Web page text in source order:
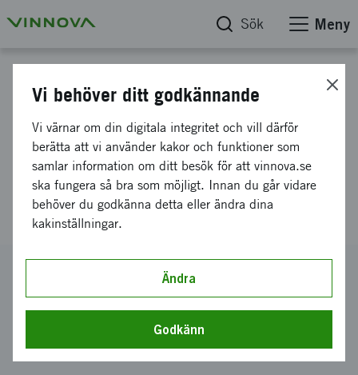
Sök Meny
Strategisk samverkan mellan
Spanien och Sverige främjar
digital transformation inom
offentlig Hälso- och sjukvård
COMPLEJO ECONOMICO Y SOCIAL UNIVERSIDAD DE
Vi behöver ditt godkännande
Vi värnar om din digitala integritet och vill därför
berätta att vi använder kakor och funktioner som
samlar information om ditt besök för att vinnova.se
ska fungera så bra som möjligt. Innan du går vidare
behöver du godkänna detta eller ändra dina
kakinställningar.
Ändra
Godkänn